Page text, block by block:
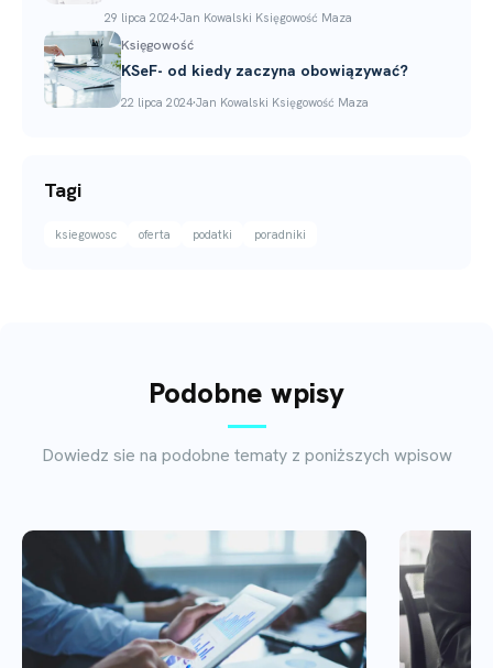
29 lipca 2024.Jan Kowalski Księgowość Maza
Księgowość
KSeF- od kiedy zaczyna obowiązywać?
22 lipca 2024.Jan Kowalski Księgowość Maza
Tagi
ksiegowosc oferta podatki poradniki
Podobne wpisy
Dowiedz sie na podobne tematy z poniższych wpisow